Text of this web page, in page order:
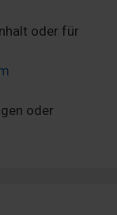
oder für
oder